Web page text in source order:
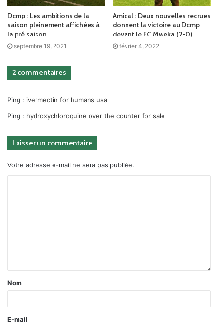
Dcmp : Les ambitions de la
saison pleinement affichées à
la pré saison
septembre 19, 2021
Amical : Deux nouvelles recrues
donnent la victoire au Dcmp
devant le FC Mweka (2-0)
février 4, 2022
2 commentaires
Ping : ivermectin for humans usa
Ping : hydroxychloroquine over the counter for sale
Laisser un commentaire
Votre adresse e-mail ne sera pas publiée.
Nom
E-mail